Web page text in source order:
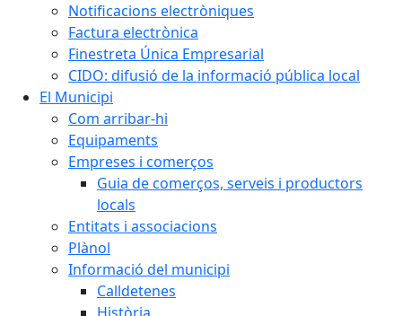
Notificacions electròniques
Factura electrònica
Finestreta Única Empresarial
CIDO: difusió de la informació pública local
El Municipi
Com arribar-hi
Equipaments
Empreses i comerços
Guia de comerços, serveis i productors
locals
Entitats i associacions
Plànol
Informació del municipi
Calldetenes